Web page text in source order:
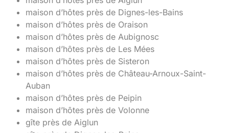
maison d’hôtes près de Dignes-les-Bains
maison d’hôtes près de Oraison
maison d’hôtes près de Aubignosc
maison d’hôtes près de Les Mées
maison d’hôtes près de Sisteron
maison d’hôtes près de Château-Arnoux-Saint-
Auban
maison d’hôtes près de Peipin
maison d’hôtes près de Volonne
gîte près de Aiglun